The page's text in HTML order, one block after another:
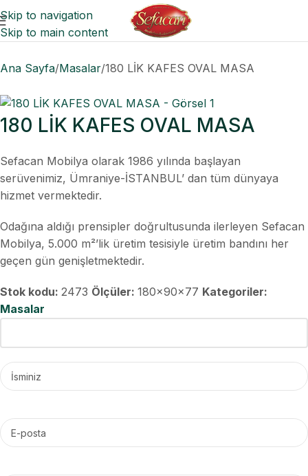
Skip to navigation
Skip to main content
Ana Sayfa Masalar 180 LİK KAFES OVAL MASA
180 LİK KAFES OVAL MASA
Sefacan Mobilya olarak 1986 yılında başlayan
serüvenimiz, Ümraniye-İSTANBUL’ dan tüm dünyaya
hizmet vermektedir.
Odağına aldığı prensipler doğrultusunda ilerleyen Sefacan
Mobilya, 5.000 m²’lik üretim tesisiyle üretim bandını her
geçen gün genişletmektedir.
Stok kodu: 2473 Ölçüler: 180x90x77 Kategoriler:
Masalar